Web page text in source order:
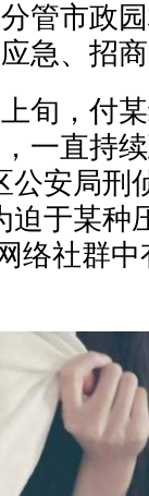
分管市政
应急、招
旬，付
一直持
安局刑
迫于某种
络社群中